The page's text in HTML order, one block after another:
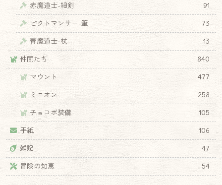
赤魔道士-細剣
91
ピクトマンサー-筆
73
青魔道士-杖
13
仲間たち
840
マウント
477
ミニオン
258
チョコボ装備
105
手紙
106
雑記
47
冒険の知恵
54